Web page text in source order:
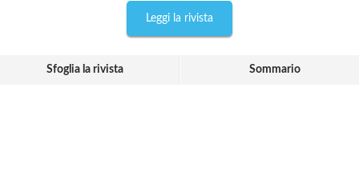
Leggi la rivista
Sfoglia la rivista Sommario